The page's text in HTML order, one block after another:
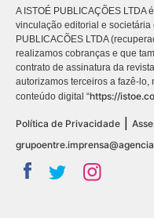
A ISTOÉ PUBLICAÇÕES
vinculação editorial e societária
PUBLICACÕES LTDA
realizamos cobranças e que
contrato de assinatura da
autorizamos terceiros a fazê-
conteúdo digital “https://
Política de Privacidade